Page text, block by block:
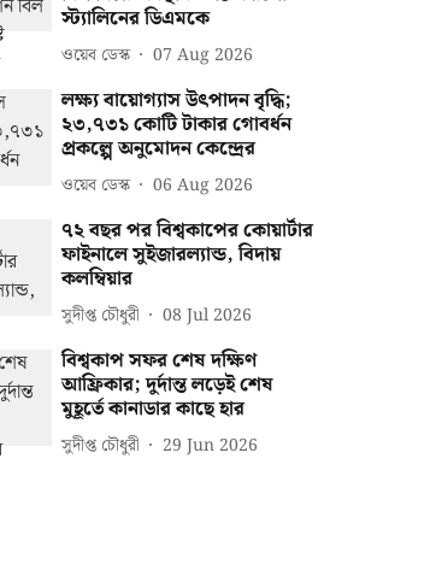
স্ট্যালিনের ডিএমকে
ওয়েব ডেস্ক 07 Aug 2026
লক্ষ্য বায়োগ্যাস উৎপাদন বৃদ্ধি;
২৩,৭৩১ কোটি টাকার গোবর্ধন
প্রকল্পে অনুমোদন কেন্দ্রের
ওয়েব ডেস্ক 06 Aug 2026
৭২ বছর পর বিশ্বকাপের কোয়ার্টার
ফাইনালে সুইজারল্যান্ড, বিদায়
কলম্বিয়ার
সুদীপ্ত চৌধুরী 08 Jul 2026
বিশ্বকাপ সফর শেষ দক্ষিণ
আফ্রিকার; দুর্দান্ত লড়েই শেষ
মুহূর্তে কানাডার কাছে হার
সুদীপ্ত চৌধুরী 29 Jun 2026